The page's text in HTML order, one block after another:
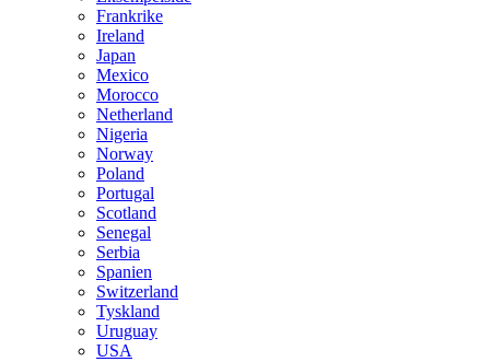
Frankrike
Ireland
Japan
Mexico
Morocco
Netherland
Nigeria
Norway
Poland
Portugal
Scotland
Senegal
Serbia
Spanien
Switzerland
Tyskland
Uruguay
USA